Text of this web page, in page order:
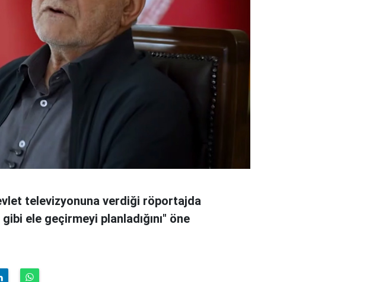
televizyonuna verdiği röportajda
ele geçirmeyi planladığını" öne